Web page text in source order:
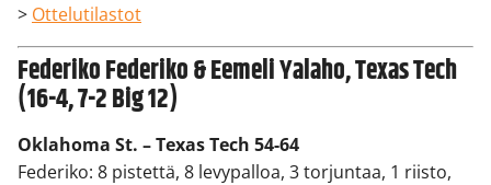
> Ottelutilastot
Federiko Federiko & Eemeli Yalaho, Texas Tech
(16-4, 7-2 Big 12)
Oklahoma St. – Texas Tech 54-64
Federiko: 8 pistettä, 8 levypalloa, 3 torjuntaa, 1 riisto,